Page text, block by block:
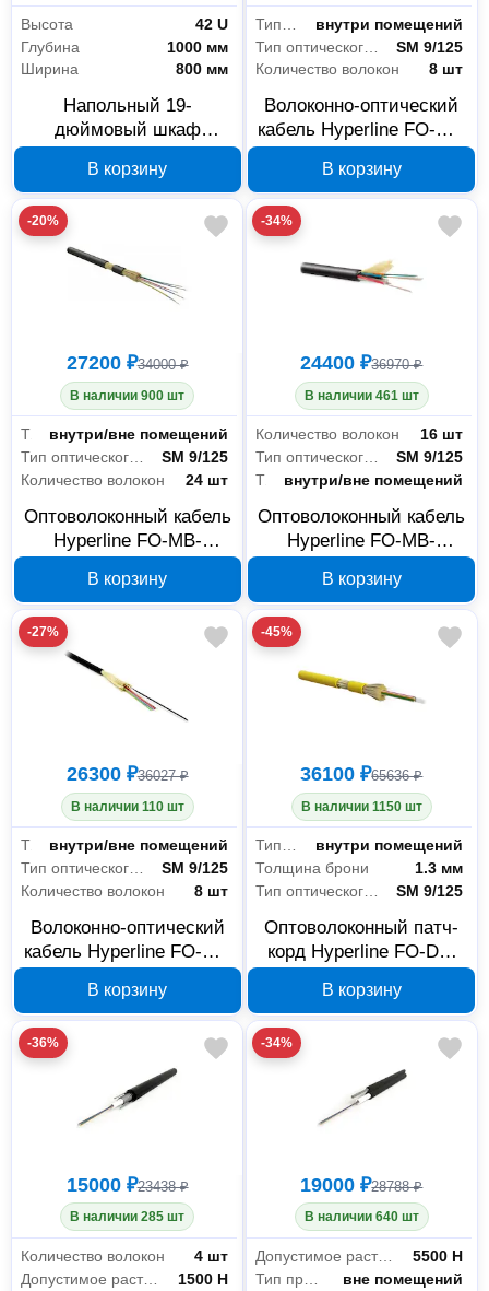
Электрика и свет 2115
Аксессуары и комплектующие
Кабеленесущие системы 14
Кабель и провод
Компоненты СКС
Розетки и выключатели
Показать все
Крепёж 37
Высота
42 U
Глубина
1000 мм
Ширина
800 мм
Напольный 19-
дюймовый шкаф
RAL9004 42U 392684
В корзину
внутри помещений
Тип оптического волокна
SM 9/125
Количество волокон
8 шт
Волоконно-оптический
кабель Hyperline FO-DT-
волокон 388419
В корзину
-20%
27200 ₽34000 ₽
В наличии 900 шт
Тип прокладки
внутри/вне помещений
Тип оптического волокна
SM 9/125
Количество волокон
24 шт
Оптоволоконный кабель
Hyperline FO-MB-
417415
В корзину
-34%
24400 ₽36970 ₽
В наличии 461 шт
Количество волокон
16 шт
Тип оптического волокна
SM 9/125
Тип прокладки
внутри/вне помещений
Оптоволоконный кабель
Hyperline FO-MB-
417413
В корзину
-27%
26300 ₽36027 ₽
В наличии 110 шт
Тип прокладки
внутри/вне помещений
SM 9/125
Количество волокон
8 шт
Волоконно-оптический
кабель Hyperline FO-DT-
волокон 377471
В корзину
-45%
36100 ₽65636 ₽
В наличии 1150 шт
Тип прокладки
внутри помещений
Толщина брони
1.3 мм
Тип оптического волокна
SM 9/125
Оптоволоконный патч-
корд Hyperline FO-DT-
388417
В корзину
-36%
15000 ₽23438 ₽
В наличии 285 шт
Количество волокон
4 шт
Допустимое растягивающее усилие (монтаж)
1500 Н
-34%
19000 ₽28788 ₽
В наличии 640 шт
Допустимое растягивающее усилие (монтаж)
5500 Н
Тип прокладки
вне помещений